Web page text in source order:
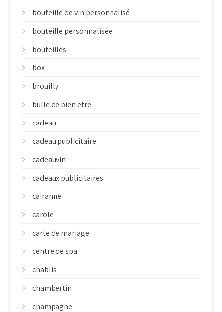
bouteille de vin personnalisé
bouteille personnalisée
bouteilles
box
brouilly
bulle de bien etre
cadeau
cadeau publicitaire
cadeauvin
cadeaux publicitaires
cairanne
carole
carte de mariage
centre de spa
chablis
chambertin
champagne